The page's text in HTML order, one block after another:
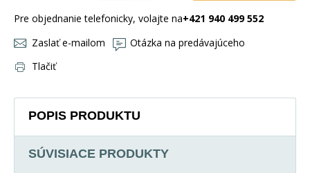
Pre objednanie telefonicky, volajte na+421 940 499 552
Zaslať e-mailom
Otázka na predávajúceho
Tlačiť
POPIS PRODUKTU
SÚVISIACE PRODUKTY